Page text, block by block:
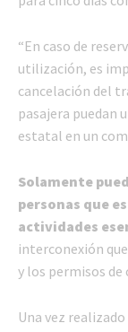
“En caso de
utilización, es
cancelación del
pasajera puedan
estatal en un
Solamente
personas que
actividades
interconexión
y los permisos de
Una vez